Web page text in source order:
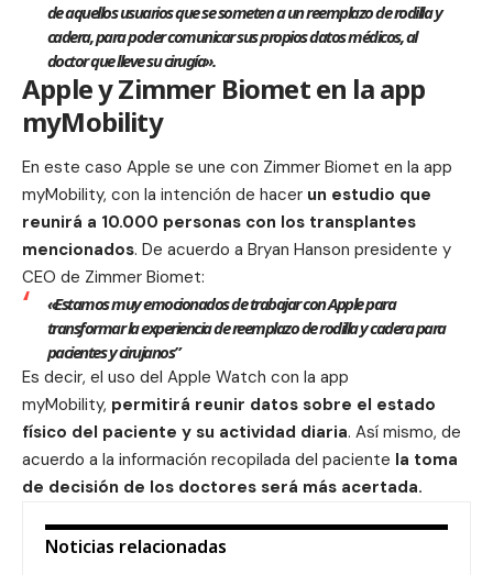
de aquellos usuarios que se someten a un reemplazo de rodilla y
cadera, para poder comunicar sus propios datos médicos, al
doctor que lleve su cirugía».
Apple y Zimmer Biomet en la app
myMobility
En este caso Apple se une con Zimmer Biomet en la app
myMobility, con la intención de hacer un estudio que
reunirá a 10.000 personas con los transplantes
mencionados. De acuerdo a Bryan Hanson presidente y
CEO de Zimmer Biomet:
«Estamos muy emocionados de trabajar con Apple para
transformar la experiencia de reemplazo de rodilla y cadera para
pacientes y cirujanos”
Es decir, el uso del Apple Watch con la app
myMobility, permitirá reunir datos sobre el estado
físico del paciente y su actividad diaria. Así mismo, de
acuerdo a la información recopilada del paciente la toma
de decisión de los doctores será más acertada.
Noticias relacionadas